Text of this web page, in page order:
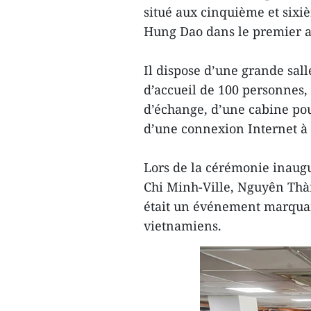
situé aux cinquième et
Hung Dao dans le premier
Il dispose d’une grande
d’accueil de 100
d’échange, d’une cabine
d’une connexion Internet
Lors de la cérémonie
Chi Minh-Ville, Nguyên
était un événement
vietnamiens.